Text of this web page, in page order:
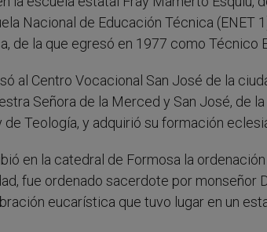
Nacional de Educación Técnica (ENET
de la que egresó en 1977 como Técnico
al Centro Vocacional San José de la
Señora de la Merced y San José, de
Teología, y adquirió su formación
en la catedral de Formosa la
fue ordenado sacerdote por monseñor
eucarística que tuvo lugar en un